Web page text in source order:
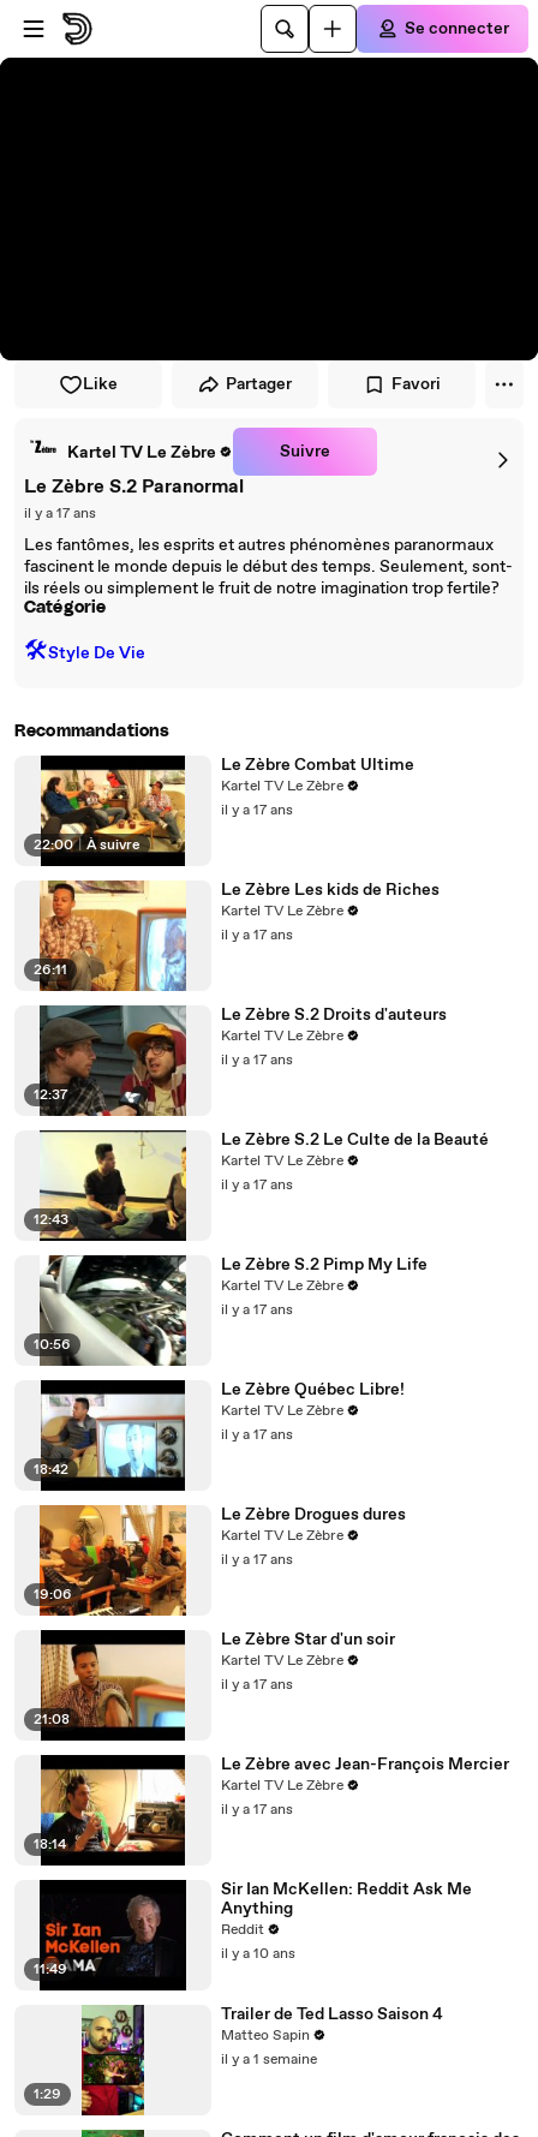
Passer au player
Passer au contenu principal
Se connecter
Like Partager Favori
Kartel TV Le Zèbre Suivre
Le Zèbre S.2 Paranormal
il y a 17 ans
Les fantômes, les esprits et autres phénomènes paranormaux
fascinent le monde depuis le début des temps. Seulement, sont-
ils réels ou simplement le fruit de notre imagination trop fertile?
Catégorie
🛠️Style De Vie
Recommandations
22:00 | À suivre
Le Zèbre Combat Ultime
Kartel TV Le Zèbre
il y a 17 ans
26:11
Le Zèbre Les kids de Riches
Kartel TV Le Zèbre
il y a 17 ans
12:37
Le Zèbre S.2 Droits d'auteurs
Kartel TV Le Zèbre
il y a 17 ans
12:43
Le Zèbre S.2 Le Culte de la Beauté
Kartel TV Le Zèbre
il y a 17 ans
10:56
Le Zèbre S.2 Pimp My Life
Kartel TV Le Zèbre
il y a 17 ans
18:42
Le Zèbre Québec Libre!
Kartel TV Le Zèbre
il y a 17 ans
19:06
Le Zèbre Drogues dures
Kartel TV Le Zèbre
il y a 17 ans
21:08
Le Zèbre Star d'un soir
Kartel TV Le Zèbre
il y a 17 ans
18:14
Le Zèbre avec Jean-François Mercier
Kartel TV Le Zèbre
il y a 17 ans
11:49
Sir Ian McKellen: Reddit Ask Me
Anything
Reddit
il y a 10 ans
1:29
Trailer de Ted Lasso Saison 4
Matteo Sapin
il y a 1 semaine